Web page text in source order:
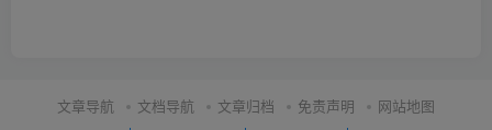
文章导航 文档导航 文章归档 免责声明 网站地图